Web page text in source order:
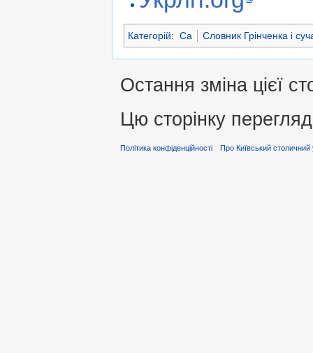
Категорій: Са Словник Грінченка і
Остання зміна цієї
Цю сторінку
Політика конфіденційності Про Київський столичний